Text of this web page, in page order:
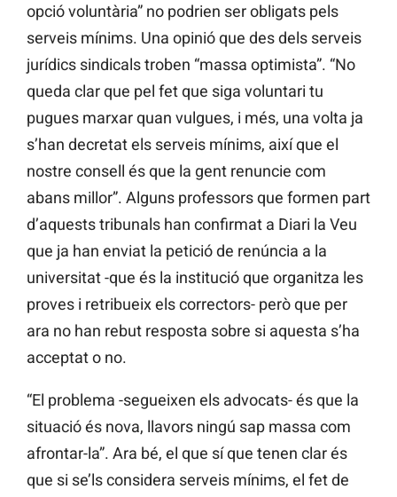
opció voluntària” no podrien ser obligats pels
serveis mínims. Una opinió que des dels serveis
jurídics sindicals troben “massa optimista”. “No
queda clar que pel fet que siga voluntari tu
pugues marxar quan vulgues, i més, una volta ja
s’han decretat els serveis mínims, així que el
nostre consell és que la gent renuncie com
abans millor”. Alguns professors que formen part
d’aquests tribunals han confirmat a Diari la Veu
que ja han enviat la petició de renúncia a la
universitat -que és la institució que organitza les
proves i retribueix els correctors- però que per
ara no han rebut resposta sobre si aquesta s’ha
acceptat o no.
“El problema -segueixen els advocats- és que la
situació és nova, llavors ningú sap massa com
afrontar-la”. Ara bé, el que sí que tenen clar és
que si se’ls considera serveis mínims, el fet de